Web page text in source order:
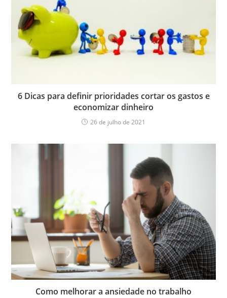
6 Dicas para definir prioridades cortar os gastos e
economizar dinheiro
26 de julho de 2021
Como melhorar a ansiedade no trabalho